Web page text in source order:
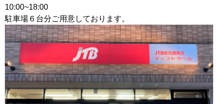
10:00~18:00
駐車場６台分ご用意しております。